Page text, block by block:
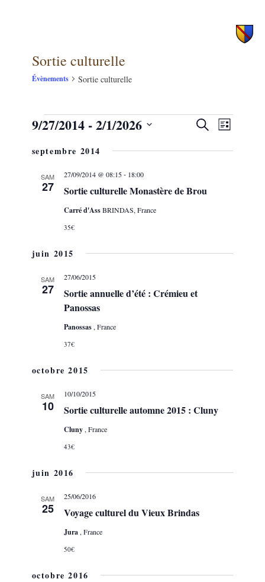
Sortie culturelle
Évènements Sortie culturelle
Évènements
Recherche
vues
Recherche
DE
Liste
9/27/2014 - 2/1/2026
une
septembre 2014
SAM
27 Sortie culturelle Monastère de Brou
27/09/2014 @ 08:15- 18:00
Carré d'AssBRINDAS, France
35€
juin 2015
SAM
27
Sortie annuelle d’été : Crémieu et
Panossas
27/06/2015
Panossas , France
37€
octobre 2015
SAM
10 Sortie culturelle automne 2015 : Cluny
10/10/2015
Cluny , France
43€
juin 2016
SAM
25 Voyage culturel du Vieux Brindas
25/06/2016
Jura , France
50€
octobre 2016